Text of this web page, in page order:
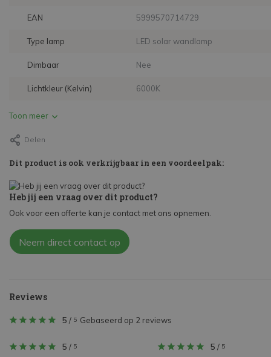
EAN 5999570714729
Type lamp LED solar wandlamp
Dimbaar Nee
Lichtkleur (Kelvin) 6000K
Toon meer
Delen
Dit product is ook verkrijgbaar in een voordeelpak:
Heb jij een vraag over dit product?
Ook voor een offerte kan je contact met ons opnemen.
Neem direct contact op
Reviews
5 / 5 Gebaseerd op 2 reviews
5 / 5 5 / 5